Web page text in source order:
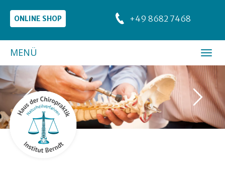
ONLINE SHOP +49 8682 7468
MENÜ